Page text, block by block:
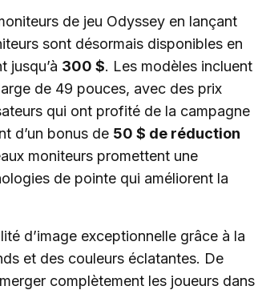
de jeu Odyssey en lançant
sont désormais disponibles en
jusqu’à 300 $. Les modèles incluent
de 49 pouces, avec des prix
qui ont profité de la campagne
d’un bonus de 50 $ de réduction
moniteurs promettent une
de pointe qui améliorent la
d’image exceptionnelle grâce à la
et des couleurs éclatantes. De
complètement les joueurs dans